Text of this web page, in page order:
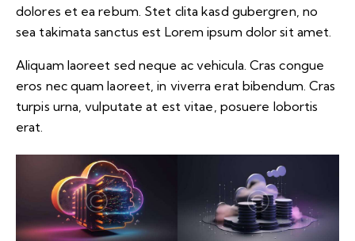
dolores et ea rebum. Stet clita kasd gubergren, no
sea takimata sanctus est Lorem ipsum dolor sit amet.
Aliquam laoreet sed neque ac vehicula. Cras congue
eros nec quam laoreet, in viverra erat bibendum. Cras
turpis urna, vulputate at est vitae, posuere lobortis
erat.